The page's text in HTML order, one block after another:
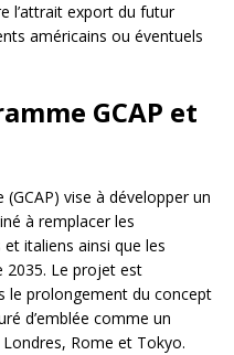
l’attrait export du futur
américains ou éventuels
GCAP et
vise à développer un
à remplacer les
italiens ainsi que les
2035. Le projet est
le prolongement du concept
d’emblée comme un
Rome et Tokyo.